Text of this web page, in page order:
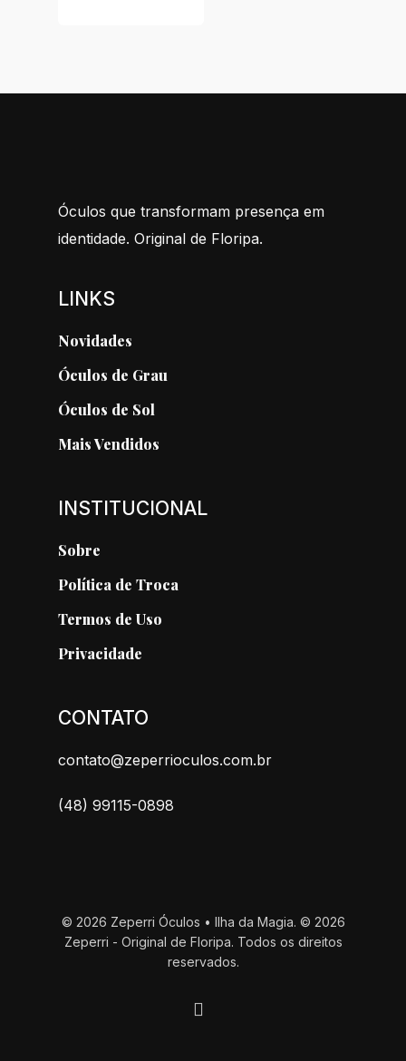
Óculos que transformam presença em
identidade. Original de Floripa.
LINKS
Novidades
Óculos de Grau
Óculos de Sol
Mais Vendidos
INSTITUCIONAL
Sobre
Política de Troca
Termos de Uso
Privacidade
CONTATO
contato@zeperrioculos.com.br
(48) 99115-0898
© 2026 Zeperri Óculos • Ilha da Magia. © 2026
Zeperri - Original de Floripa. Todos os direitos
reservados.
instagram